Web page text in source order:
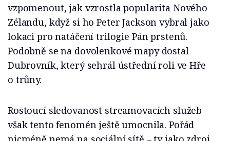
vzpomenout, jak vzrostla popularita Nového
Zélandu, když si ho Peter Jackson vybral jako
lokaci pro natáčení trilogie Pán prstenů.
Podobně se na dovolenkové mapy dostal
Dubrovník, který sehrál ústřední roli ve Hře
o trůny.
Rostoucí sledovanost streamovacích služeb
však tento fenomén ještě umocnila. Pořád